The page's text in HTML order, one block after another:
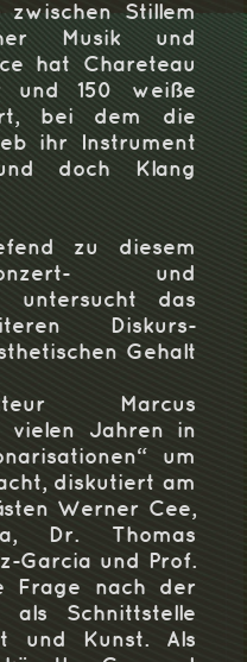
zwischen Stillem
Musik und
hat Chareteau
und 150 weiße
bei dem die
ihr Instrument
doch Klang
zu diesem
und
untersucht das
Diskurs-
Gehalt
Marcus
vielen Jahren in
um
diskutiert am
Werner Cee,
Dr. Thomas
Garcia und Prof.
Frage nach der
als Schnittstelle
und Kunst. Als